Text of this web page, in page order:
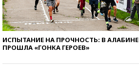
ИСПЫТАНИЕ НА ПРОЧНОСТЬ: В АЛАБИНЕ
ПРОШЛА «ГОНКА ГЕРОЕВ»